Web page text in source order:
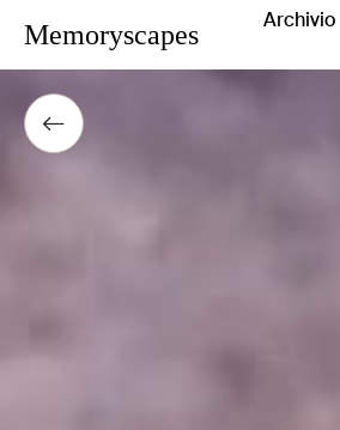
Memoryscapes Archivio